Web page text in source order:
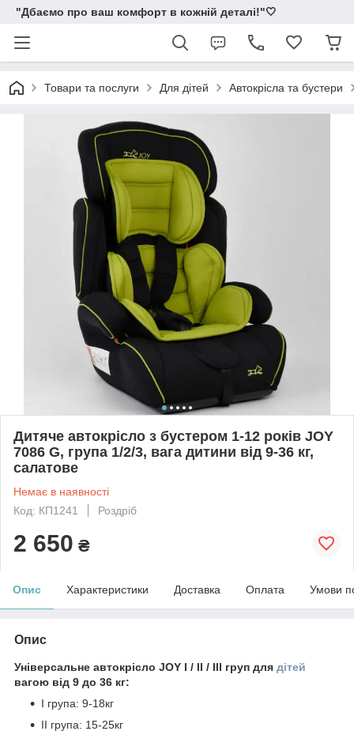
"Дбаємо про ваш комфорт в кожній деталі!"🤍
Товари та послуги Для дітей Автокрісла та бустери
Дитяче автокрісло з бустером 1-12 років JOY
7086 G, група 1/2/3, вага дитини від 9-36 кг,
салатове
Немає в наявності
Код: КП1241
Роздріб
2 650 ₴
Опис Характеристики Доставка Оплата Умови
Опис
Універсальне автокрісло JOY I / II / III груп для дітей
вагою від 9 до 36 кг:
I група: 9-18кг
II група: 15-25кг